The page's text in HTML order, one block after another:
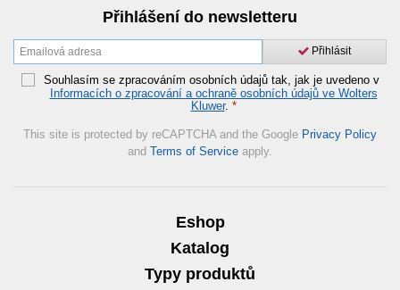
Přihlášení do newsletteru
Přihlásit
Souhlasím se zpracováním osobních údajů tak, jak je uvedeno v
Informacích o zpracování a ochraně osobních údajů ve Wolters
Kluwer. *
This site is protected by reCAPTCHA and the Google Privacy Policy
and Terms of Service apply.
Eshop
Katalog
Typy produktů